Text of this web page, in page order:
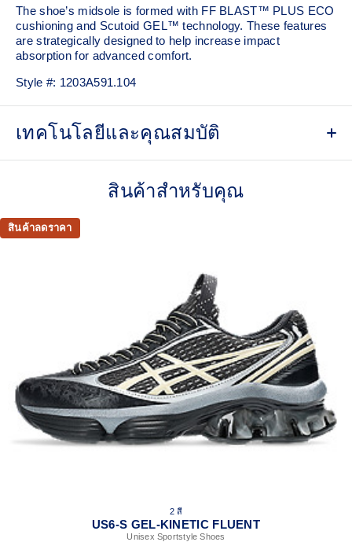
The shoe’s midsole is formed with FF BLAST™ PLUS ECO
cushioning and Scutoid GEL™ technology. These features
are strategically designed to help increase impact
absorption for advanced comfort.​
Style #: 1203A591.104
เทคโนโลยีและคุณสมบัติ
running shoes from the 2010s
advanced cushioning in everyday scenarios​
TRUSSTIC™ support system helps to improve stability
สินค้าสำหรับคุณ
สินค้าลดราคา
2 สี
US6-S GEL-KINETIC FLUENT
Unisex Sportstyle Shoes